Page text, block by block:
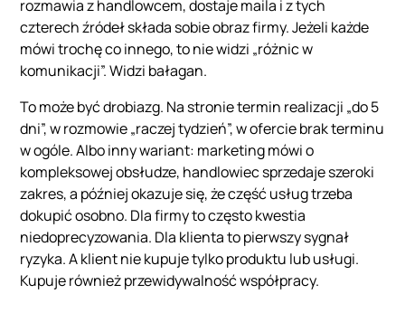
rozmawia z handlowcem, dostaje maila i z tych
czterech źródeł składa sobie obraz firmy. Jeżeli każde
mówi trochę co innego, to nie widzi „różnic w
komunikacji”. Widzi bałagan.
To może być drobiazg. Na stronie termin realizacji „do 5
dni”, w rozmowie „raczej tydzień”, w ofercie brak terminu
w ogóle. Albo inny wariant: marketing mówi o
kompleksowej obsłudze, handlowiec sprzedaje szeroki
zakres, a później okazuje się, że część usług trzeba
dokupić osobno. Dla firmy to często kwestia
niedoprecyzowania. Dla klienta to pierwszy sygnał
ryzyka. A klient nie kupuje tylko produktu lub usługi.
Kupuje również przewidywalność współpracy.